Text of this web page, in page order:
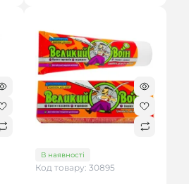
В наявності
Код товару: 30895